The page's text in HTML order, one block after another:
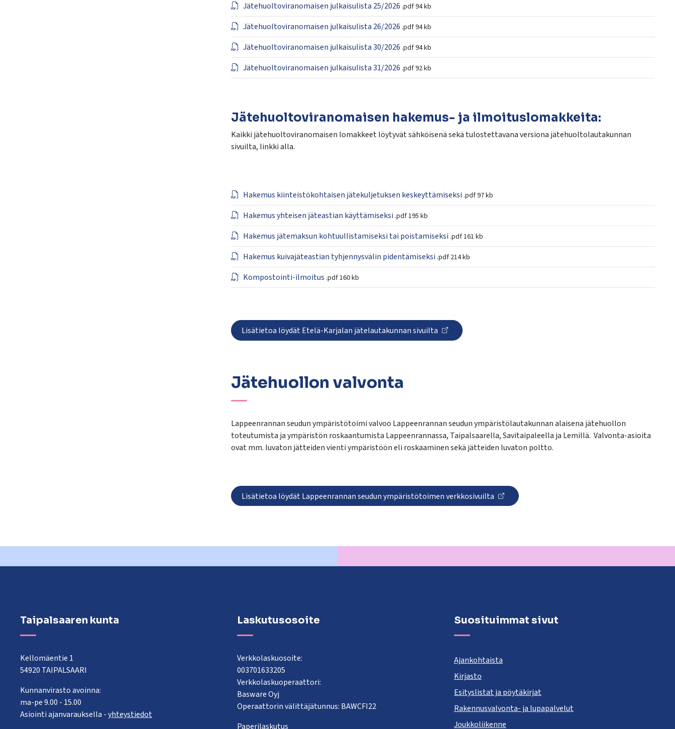
Jätehuoltoviranomaisen julkaisulista 25/2026 .pdf94 kb
Jätehuoltoviranomaisen julkaisulista 26/2026 .pdf94 kb
Jätehuoltoviranomaisen julkaisulista 30/2026 .pdf94 kb
Jätehuoltoviranomaisen julkaisulista 31/2026 .pdf92 kb
Jätehuoltoviranomaisen hakemus- ja ilmoituslomakkeita:
Kaikki jätehuoltoviranomaisen lomakkeet löytyvät sähköisenä sekä tulostettavana versiona jätehuoltolautakunnan
sivuilta, linkki alla.
Hakemus kiinteistökohtaisen jätekuljetuksen keskeyttämiseksi .pdf97 kb
Hakemus yhteisen jäteastian käyttämiseksi .pdf195 kb
Hakemus jätemaksun kohtuullistamiseksi tai poistamiseksi .pdf161 kb
Hakemus kuivajäteastian tyhjennysvälin pidentämiseksi .pdf 214 kb
Kompostointi-ilmoitus .pdf160 kb
Lisätietoa löydät Etelä-Karjalan jätelautakunnan sivuilta
Jätehuollon valvonta
Lappeenrannan seudun ympäristötoimi valvoo Lappeenrannan seudun ympäristölautakunnan alaisena jätehuollon
toteutumista ja ympäristön roskaantumista Lappeenrannassa, Taipalsaarella, Savitaipaleella ja Lemillä. Valvonta-asioita
ovat mm. luvaton jätteiden vienti ympäristöön eli roskaaminen sekä jätteiden luvaton poltto.
Lisätietoa löydät Lappeenrannan seudun ympäristötoimen verkkosivuilta
Taipalsaaren kunta
Kellomäentie 1
54920 TAIPALSAARI
Kunnanvirasto avoinna:
ma-pe 9.00 - 15.00
Asiointi ajanvarauksella -yhteystiedot
Laskutusosoite
Verkkolaskuosoite:
003701633205
Verkkolaskuoperaattori:
Basware Oyj
Operaattorin välittäjätunnus: BAWCFI22
Paperilaskutus
Suosituimmat sivut
Ajankohtaista
Kirjasto
Esityslistat ja pöytäkirjat
Rakennusvalvonta- ja lupapalvelut
Joukkoliikenne